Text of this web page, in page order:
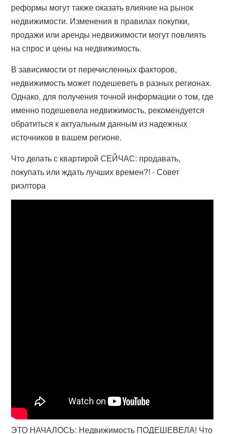
реформы могут также оказать влияние на рынок
недвижимости. Изменения в правилах покупки,
продажи или аренды недвижимости могут повлиять
на спрос и цены на недвижимость.
В зависимости от перечисленных факторов,
недвижимость может подешеветь в разных регионах.
Однако, для получения точной информации о том, где
именно подешевела недвижимость, рекомендуется
обратиться к актуальным данным из надежных
источников в вашем регионе.
Что делать с квартирой СЕЙЧАС: продавать,
покупать или ждать лучших времен?! - Совет
риэлтора
ЭТО НАЧАЛОСЬ: Недвижимость ПОДЕШЕВЕЛА! Что